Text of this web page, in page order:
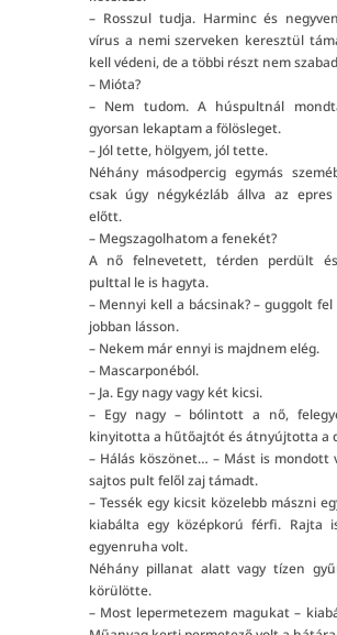
– Rosszul tudja. Harminc és
vírus a nemi szerveken keresztül
kell védeni, de a többi részt nem
– Mióta?
– Nem tudom. A húspultnál
gyorsan lekaptam a fölösleget.
– Jól tette, hölgyem, jól tette.
Néhány másodpercig egymás
csak úgy négykézláb állva az
előtt.
– Megszagolhatom a fenekét?
A nő felnevetett, térden perdült
pulttal le is hagyta.
– Mennyi kell a bácsinak? – guggolt
jobban lásson.
– Nekem már ennyi is majdnem elég.
– Mascarponéból.
– Ja. Egy nagy vagy két kicsi.
– Egy nagy – bólintott a nő,
kinyitotta a hűtőajtót és átnyújtotta a
– Hálás köszönet… – Mást is mondott
sajtos pult felől zaj támadt.
– Tessék egy kicsit közelebb mászni
kiabálta egy középkorú férfi. Rajta
egyenruha volt.
Néhány pillanat alatt vagy tízen
körülötte.
– Most lepermetezem magukat –